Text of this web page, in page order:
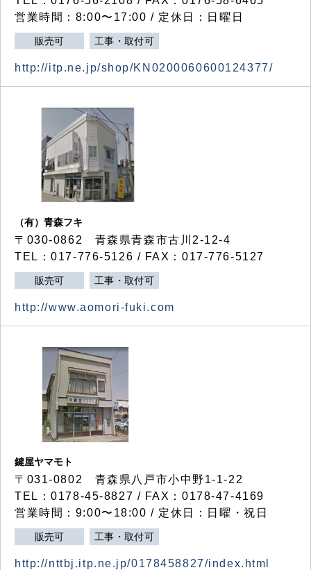
営業時間：8:00〜17:00 / 定休日：日曜日
販売可 工事・取付可
http://itp.ne.jp/shop/KN0200060600124377/
（有）青森フキ
〒030-0862 青森県青森市古川2-12-4
TEL：017-776-5126 / FAX：017-776-5127
販売可 工事・取付可
http://www.aomori-fuki.com
鍵屋ヤマモト
〒031-0802 青森県八戸市小中野1-1-22
TEL：0178-45-8827 / FAX：0178-47-4169
営業時間：9:00〜18:00 / 定休日：日曜・祝日
販売可 工事・取付可
http://nttbj.itp.ne.jp/0178458827/index.html